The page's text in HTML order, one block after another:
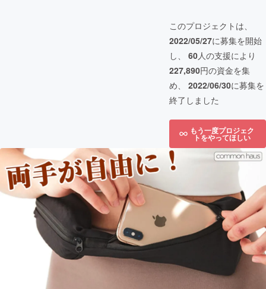
このプロジェクトは、
2022/05/27に募集を開始
し、 60人の支援により
227,890円の資金を集
め、 2022/06/30に募集を
終了しました
もう一度プロジェク
トをやってほしい